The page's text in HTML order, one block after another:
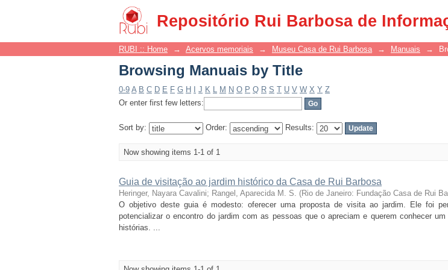
Repositório Rui Barbosa de
Browsing Manuais by Title
RUBI :: Home → Acervos memoriais → Museu Casa de Rui Barbosa → Manuais →
Browsing Manuais by Title
0-9 A B C D E F G H J K L M N O P Q R S T U V W X Y Z
Or enter first few letters:
Sort by: Order: Results:
Now showing items 1-1 of 1
Guia de visitação ao jardim histórico da Casa de Rui Barbosa
Heringer, Nayara Cavalini; Rangel, Aparecida M. S. (Rio de Janeiro: Fundação Casa de Rui
O objetivo deste guia é modesto: oferecer uma proposta de visita ao jardim. Ele foi
potencializar o encontro do jardim com as pessoas que o apreciam e querem conhecer
histórias. ...